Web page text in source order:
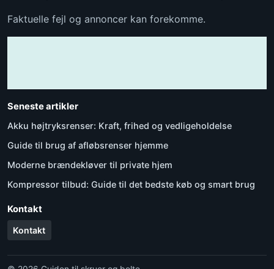
Faktuelle fejl og annoncer kan forekomme.
Seneste artikler
Akku højtryksrenser: Kraft, frihed og vedligeholdelse
Guide til brug af afløbsrenser hjemme
Moderne brændekløver til private hjem
Kompressor tilbud: Guide til det bedste køb og smart brug
Kontakt
Kontakt